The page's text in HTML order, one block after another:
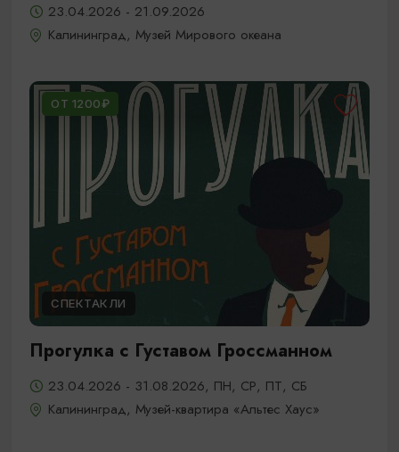
23.04.2026 - 21.09.2026
Калининград, Музей Мирового океана
ОТ 1200₽
СПЕКТАКЛИ
Прогулка с Густавом Гроссманном
23.04.2026 - 31.08.2026, ПН, СР, ПТ, СБ
Калининград, Музей-квартира «Альтес Хаус»